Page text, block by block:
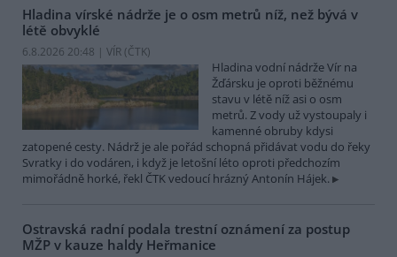
Hladina vírské nádrže je o osm metrů níž, než bývá v
létě obvyklé
6.8.2026 20:48 | VÍR (ČTK)
Hladina vodní nádrže Vír na
Žďársku je oproti běžnému
stavu v létě níž asi o osm
metrů. Z vody už vystoupaly i
kamenné obruby kdysi
zatopené cesty. Nádrž je ale pořád schopná přidávat vodu do řeky
Svratky i do vodáren, i když je letošní léto oproti předchozím
mimořádně horké, řekl ČTK vedoucí hrázný Antonín Hájek.
Ostravská radní podala trestní oznámení za postup
MŽP v kauze haldy Heřmanice